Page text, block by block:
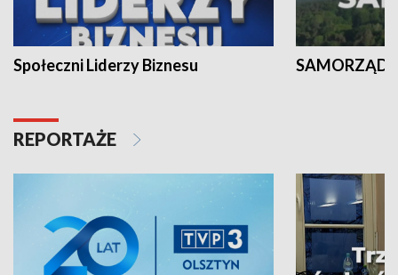
Społeczni Liderzy Biznesu SAMORZĄD
REPORTAŻE